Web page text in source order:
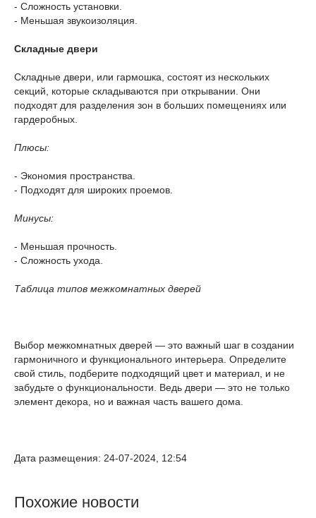
- Сложность установки.
- Меньшая звукоизоляция.
Складные двери
Складные двери, или гармошка, состоят из нескольких
секций, которые складываются при открывании. Они
подходят для разделения зон в больших помещениях или
гардеробных.
Плюсы:
- Экономия пространства.
- Подходят для широких проемов.
Минусы:
- Меньшая прочность.
- Сложность ухода.
Таблица типов межкомнатных дверей
Выбор межкомнатных дверей — это важный шаг в создании
гармоничного и функционального интерьера. Определите
свой стиль, подберите подходящий цвет и материал, и не
забудьте о функциональности. Ведь двери — это не только
элемент декора, но и важная часть вашего дома.
Дата размещения: 24-07-2024, 12:54
Похожие новости